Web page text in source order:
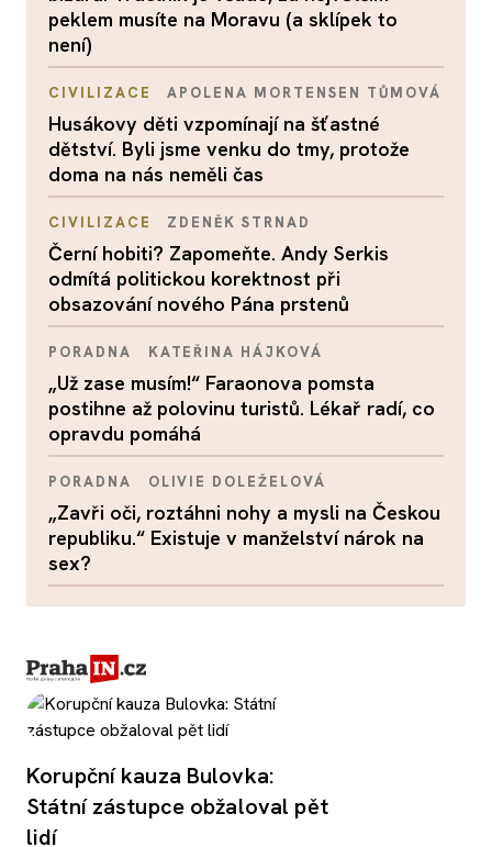
peklem musíte na Moravu (a sklípek to
není)
CIVILIZACE APOLENA MORTENSEN TŮMOVÁ
Husákovy děti vzpomínají na šťastné
dětství. Byli jsme venku do tmy, protože
doma na nás neměli čas
CIVILIZACE ZDENĚK STRNAD
Černí hobiti? Zapomeňte. Andy Serkis
odmítá politickou korektnost při
obsazování nového Pána prstenů
PORADNA KATEŘINA HÁJKOVÁ
„Už zase musím!“ Faraonova pomsta
postihne až polovinu turistů. Lékař radí, co
opravdu pomáhá
PORADNA OLIVIE DOLEŽELOVÁ
„Zavři oči, roztáhni nohy a mysli na Českou
republiku.“ Existuje v manželství nárok na
sex?
Korupční kauza Bulovka:
Státní zástupce obžaloval pět
lidí